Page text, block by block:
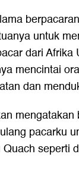
untuk
dari Afrika
mencintai
dan
mengatakan
pacarku
seperti